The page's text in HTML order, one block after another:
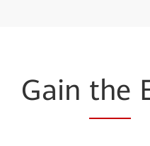
Gain the